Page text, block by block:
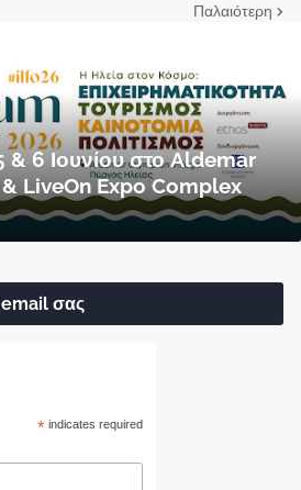
Παλαιότερη
6 Ιουνίου στο Aldemar
LiveOn Expo Complex
σας
* indicates required